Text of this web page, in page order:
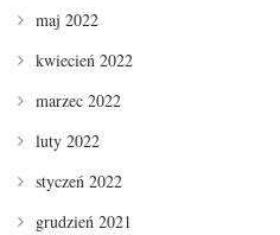
maj 2022
kwiecień 2022
marzec 2022
luty 2022
styczeń 2022
grudzień 2021